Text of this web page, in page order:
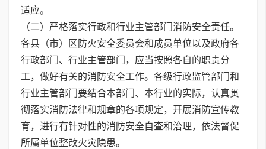
适应。
（二）严格落实行政和行业主管部门消防安全责任。
各县（市）区防火安全委员会和成员单位以及政府各
行政部门、行业主管部门，应当按照各自的职责分
工，做好有关的消防安全工作。各级行政监管部门和
行业主管部门要结合本部门、本行业的实际，认真贯
彻落实消防法律和规章的各项规定，开展消防宣传教
育，进行有针对性的消防安全自查和治理，依法督促
所属单位整改火灾隐患。